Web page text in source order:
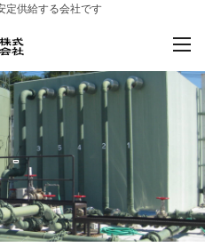
定供給する会社です
-